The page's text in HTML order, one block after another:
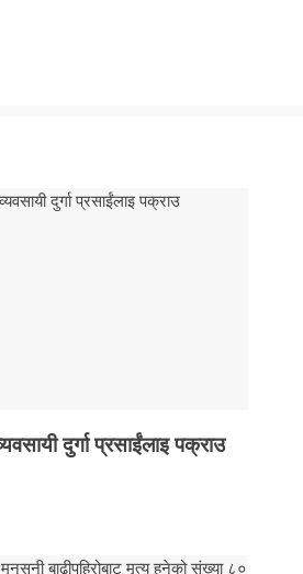
दुर्गा प्रसाईंलाइ पक्राउ